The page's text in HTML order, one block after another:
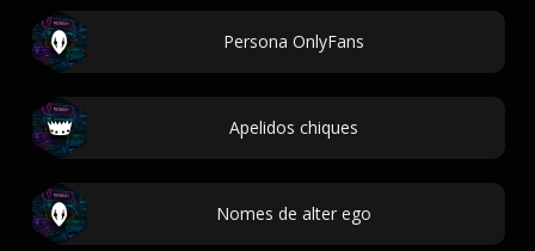
Persona OnlyFans
Apelidos chiques
Nomes de alter ego